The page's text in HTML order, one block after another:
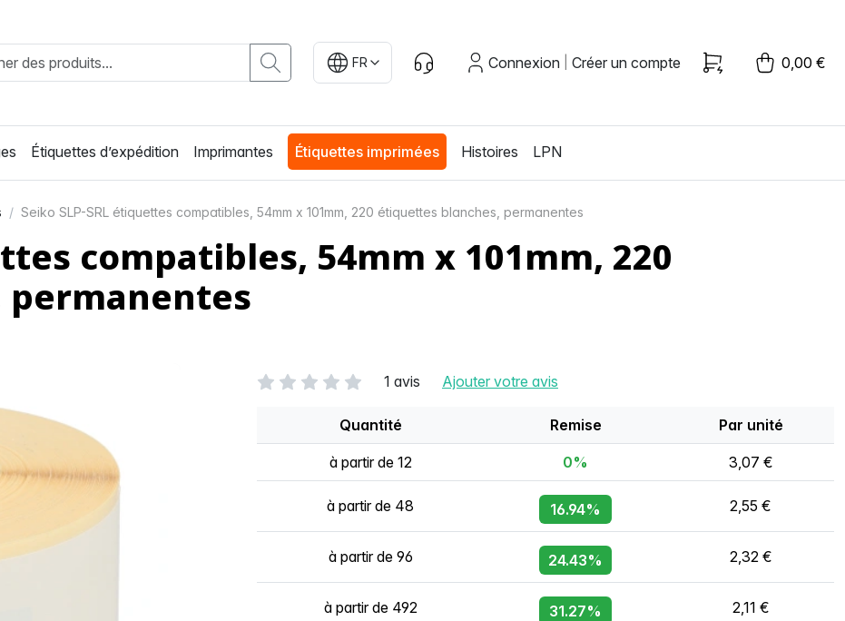
FR Connexion Créer un compte 0,00 €
Étiquettes d’expédition Imprimantes Étiquettes imprimées Histoires LPN
Seiko SLP-SRL étiquettes compatibles, 54mm x 101mm, 220 étiquettes blanches, permanentes
compatibles, 54mm x 101mm, 220
1 avis Ajouter votre avis
Quantité Remise Par unité
à partir de 12 0% 3,07 €
à partir de 48 16.94% 2,55 €
à partir de 96 24.43% 2,32 €
à partir de 492 31.27% 2,11 €